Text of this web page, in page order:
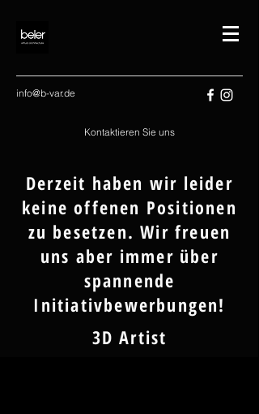
info@b-var.de
Kontaktieren Sie uns
Derzeit haben wir leider
keine offenen Positionen
zu besetzen. Wir freuen
uns aber immer über
spannende
Initiativbewerbungen!
3D Artist